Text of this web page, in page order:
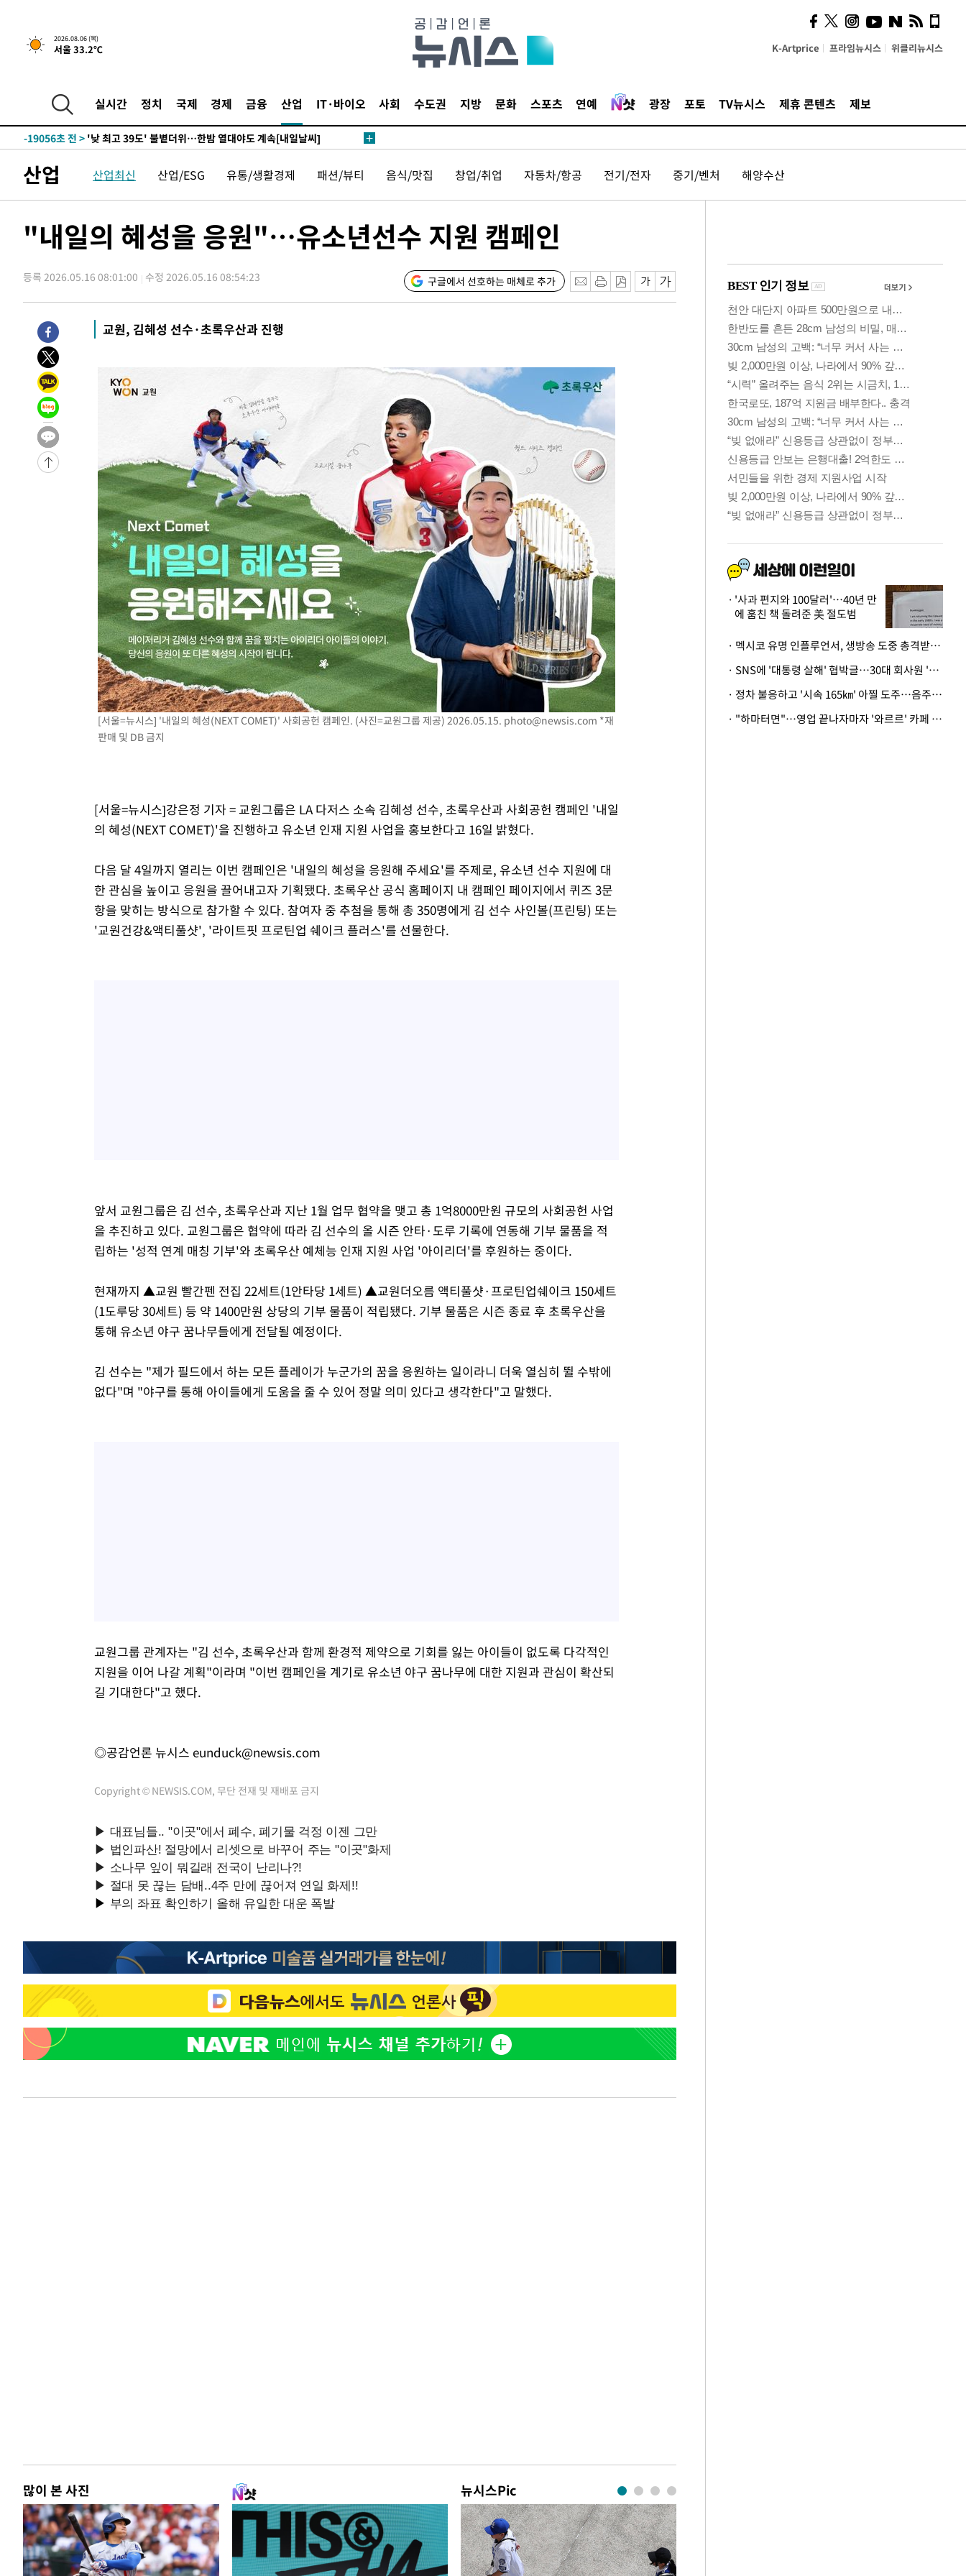
2026.08.06 (목)
서울 33.2℃ K-Artprice 프라임뉴시스 위클리뉴시스
실시간 정치 국제 경제 금융 산업 IT·바이오 사회 수도권 지방 문화 스포츠 연예 광장 포토 TV뉴시스 제휴 콘텐츠 제보
-22076초 전 >[속보]합참 "北 발사체는 단거리탄도미사일…감시·경계태세 강
-20254초 전 >
-19660초 전 >
[속보]합참 "북, 동해상으로 미상 발사체 발사"
-19056초 전 >
'낮 최고 39도' 불볕더위…한밤 열대야도 계속[내일날씨]
-19015초 전 >[속보]7~9일 프로야구 3연전도 폭염 취소…11일 재개
-18677초 전 >
"韓 외환시장 개입 관측 배경엔 美의 대한국 무역적자 있어"
-17906초 전 >
[속보]종합특검, 대검 추가 압수수색…내란 중요임무종사 혐의
-14001초 전 >[속보]코스닥, 800p 회복…0.26% 오른 801.67 마감
-13931초 전 > [속보]코스피, 301.88포인트(4.58%) 내린 6296.38 마감
-8440초 전 >
손흥민, 5경기 연속골 실패…LAFC는 승부차기 끝 과달라하라 격파
-1041초 전 >
-678초 전 > 트럼프, 한국계 진보 주지사 후보 맹공…"공산주의가 최대 위협"
-656초 전 >
"美간섭에 합의 지연"…트럼프, '이란 호르무즈 통제권' 수용할까
47분 전 >
[속보]산업장관 "李정부, 원전 반대 안해…안정 전력 위해 불가피"
1시간 전 >
[속보]경찰, '홍명보 선임 논란' 대한축구협회·축구회관 등 압수수색
-22076초 전 >
[속보]합참 "北 발사체는 단거리탄도미사일…감시·경계태세 강
화"
-21824초 전 >
日방위성, 北이 동해로 쏜 발사체는 탄도미사일 가능성
[속보] SKT, 에이닷 서비스 장애 발생…"원인 파악 중"
[속보]합참 "북, 동해상으로 미상 발사체 발사"
'낮 최고 39도' 불볕더위…한밤 열대야도 계속[내일날씨]
[속보]7~9일 프로야구 3연전도 폭염 취소…11일 재개
"韓 외환시장 개입 관측 배경엔 美의 대한국 무역적자 있어"
'월드컵 탈락 후폭풍' 축구협회…초유의 압수수색에 '충격·당황'
서울 낮 37.9도, 올여름 최고치 경신…영등포 순간 '40도'
[속보]종합특검, 대검 추가 압수수색…내란 중요임무종사 혐의
[속보]코스닥, 800p 회복…0.26% 오른 801.67 마감
[속보]코스피, 301.88포인트(4.58%) 내린 6296.38 마감
[속보]원·달러 환율, 0.7원 내린 1423.8원 마감
"여기 떨어졌다"…다누리, 스페이스X 로켓 달 충돌 흔적 포착
손흥민, 5경기 연속골 실패…LAFC는 승부차기 끝 과달라하라 격파
[속보]산업장관 "李정부, 원전 반대 안해…안정 전력 위해 불가피"
[속보]경찰, '홍명보 선임 논란' 대한축구협회·축구회관 등 압수수색
산업 산업최신 산업/ESG 유통/생활경제 패션/뷰티 음식/맛집 창업/취업 자동차/항공 전기/전자 중기/벤처 해양수산
"내일의 혜성을 응원"…유소년선수 지원 캠페인
등록 2026.05.16 08:01:00 수정 2026.05.16 08:54:23 구글에서 선호하는 매체로 추가
교원, 김혜성 선수·초록우산과 진행
[서울=뉴시스] '내일의 혜성(NEXT COMET)' 사회공헌 캠페인. (사진=교원그룹 제공) 2026.05.15. photo@newsis.com *재
판매 및 DB 금지
[서울=뉴시스]강은정 기자 = 교원그룹은 LA 다저스 소속 김혜성 선수, 초록우산과 사회공헌 캠페인 '내일
의 혜성(NEXT COMET)'을 진행하고 유소년 인재 지원 사업을 홍보한다고 16일 밝혔다.
다음 달 4일까지 열리는 이번 캠페인은 '내일의 혜성을 응원해 주세요'를 주제로, 유소년 선수 지원에 대
한 관심을 높이고 응원을 끌어내고자 기획됐다. 초록우산 공식 홈페이지 내 캠페인 페이지에서 퀴즈 3문
항을 맞히는 방식으로 참가할 수 있다. 참여자 중 추첨을 통해 총 350명에게 김 선수 사인볼(프린팅) 또는
'교원건강&액티풀샷', '라이트핏 프로틴업 쉐이크 플러스'를 선물한다.
앞서 교원그룹은 김 선수, 초록우산과 지난 1월 업무 협약을 맺고 총 1억8000만원 규모의 사회공헌 사업
을 추진하고 있다. 교원그룹은 협약에 따라 김 선수의 올 시즌 안타·도루 기록에 연동해 기부 물품을 적
립하는 '성적 연계 매칭 기부'와 초록우산 예체능 인재 지원 사업 '아이리더'를 후원하는 중이다.
현재까지 ▲교원 빨간펜 전집 22세트(1안타당 1세트) ▲교원더오름 액티풀샷·프로틴업쉐이크 150세트
(1도루당 30세트) 등 약 1400만원 상당의 기부 물품이 적립됐다. 기부 물품은 시즌 종료 후 초록우산을
통해 유소년 야구 꿈나무들에게 전달될 예정이다.
김 선수는 "제가 필드에서 하는 모든 플레이가 누군가의 꿈을 응원하는 일이라니 더욱 열심히 뛸 수밖에
없다"며 "야구를 통해 아이들에게 도움을 줄 수 있어 정말 의미 있다고 생각한다"고 말했다.
교원그룹 관계자는 "김 선수, 초록우산과 함께 환경적 제약으로 기회를 잃는 아이들이 없도록 다각적인
지원을 이어 나갈 계획"이라며 "이번 캠페인을 계기로 유소년 야구 꿈나무에 대한 지원과 관심이 확산되
길 기대한다"고 했다.
◎공감언론 뉴시스 eunduck@newsis.com
Copyright © NEWSIS.COM, 무단 전재 및 재배포 금지
많이 본 사진 뉴시스Pic
의견, 국토부·LH에 충실히
전달할 것"
'사과 편지와 100달러'…40년 만
에 훔친 책 돌려준 美 절도범
· 멕시코 유명 인플루언서, 생방송 도중 총격받아 사망
· SNS에 '대통령 살해' 협박글…30대 회사원 '불구속 송치'
· 정차 불응하고 '시속 165㎞' 아찔 도주…음주운전자 체포
· "하마터면"…영업 끝나자마자 '와르르' 카페 테라스 덮친 대리석 외벽